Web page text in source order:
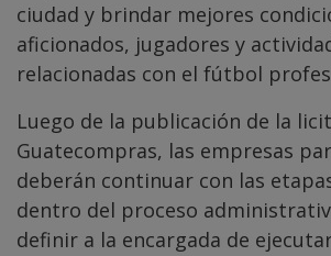
ciudad y brindar mejores
aficionados, jugadores y
relacionadas con el fútbol
Luego de la publicación de la
Guatecompras, las empresas
deberán continuar con las
dentro del proceso
definir a la encargada de